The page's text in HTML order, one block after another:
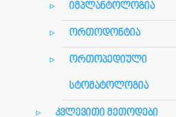
იმპლანტოლოგია
ორთოდონტია
ორთოპედიული
სტომატოლოგია
კვლევითი მეთოდები